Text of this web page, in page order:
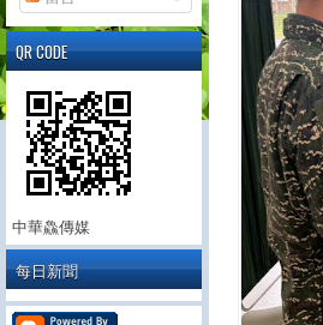
QR CODE
中華鱻傳媒
每日新聞